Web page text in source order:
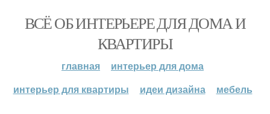
ВСЁ ОБ ИНТЕРЬЕРЕ ДЛЯ ДОМА И
КВАРТИРЫ
главная
интерьер для дома
интерьер для квартиры
идеи дизайна мебель